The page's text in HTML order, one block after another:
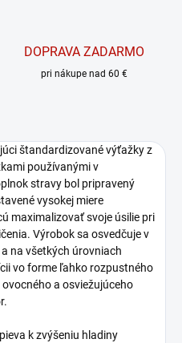
DOPRAVA ZADARMO
pri nákupe nad 60 €
štandardizované výťažky z
používanými v
stravy bol pripravený
vysokej miere
maximalizovať svoje úsilie pri
Výrobok sa osvedčuje v
na všetkých úrovniach
vo forme ľahko rozpustného
a osviežujúceho
k zvýšeniu hladiny